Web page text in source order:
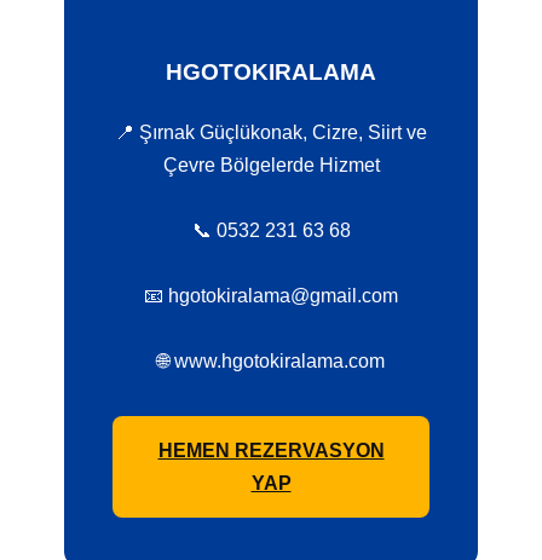
HGOTOKIRALAMA
📍 Şırnak Güçlükonak, Cizre, Siirt ve
Çevre Bölgelerde Hizmet
📞 0532 231 63 68
📧 hgotokiralama@gmail.com
🌐 www.hgotokiralama.com
HEMEN REZERVASYON
YAP